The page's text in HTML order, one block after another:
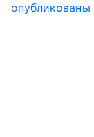
опубликованы